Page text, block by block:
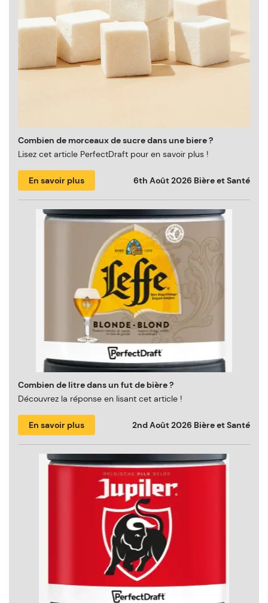
Combien de morceaux de sucre dans une biere ?
Lisez cet article PerfectDraft pour en savoir plus !
En savoir plus 6th Août 2026 Bière et Santé
Combien de litre dans un fut de bière ?
Découvrez la réponse en lisant cet article !
En savoir plus 2nd Août 2026 Bière et Santé